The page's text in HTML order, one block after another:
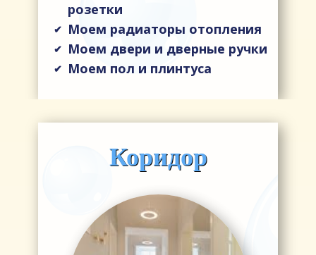
розетки
✔ Моем радиаторы отопления
✔ Моем двери и дверные ручки
✔ Моем пол и плинтуса
Коридор